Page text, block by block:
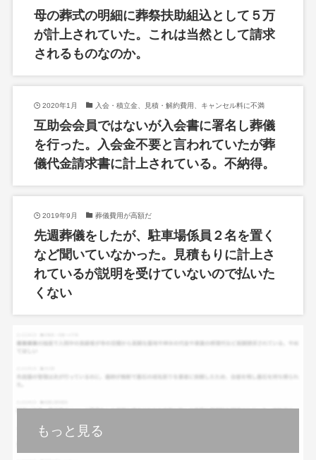
母の葬式の明細に葬祭扶助組込として５万
が計上されていた。これは当然として請求
されるものなのか。
2020年1月 入会・積立金、見積・解約費用、キャンセル料に不満
互助会会員ではないが入会書に署名し葬儀
を行った。入会金不要と言われていたが葬
儀代金請求書に計上されている。不納得。
2019年9月 葬儀費用が高額だ
先週葬儀をしたが、駐車場係員２名を置く
など聞いていなかった。見積もりに計上さ
れているが説明を受けていないので払いた
くない
もっと見る